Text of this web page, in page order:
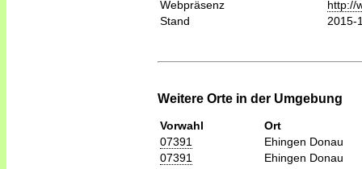
Webpräsenz
http://
Stand
2015-
Weitere Orte in der Umgebung
Vorwahl
Ort
07391
Ehingen Donau
07391
Ehingen Donau